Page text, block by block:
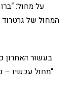
על מחול:
בעשור האחרון
“מחול עכשיו –